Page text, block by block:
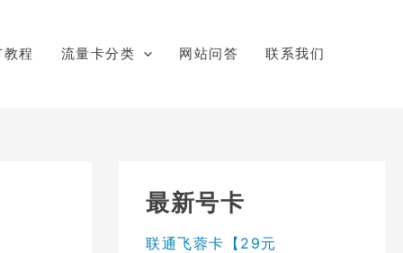
程 流量卡分类 网站问答 联系我们
最新号卡
联通飞蓉卡【29元